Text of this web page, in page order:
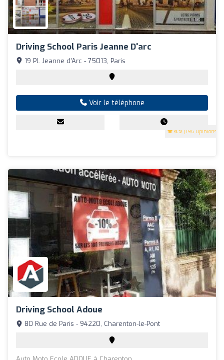
Driving School Paris Jeanne D'arc
4.9 (196 Opinions)
19 Pl. Jeanne d'Arc - 75013, Paris
Voir le téléphone
Driving School Adoue
80 Rue de Paris - 94220, Charenton-le-Pont